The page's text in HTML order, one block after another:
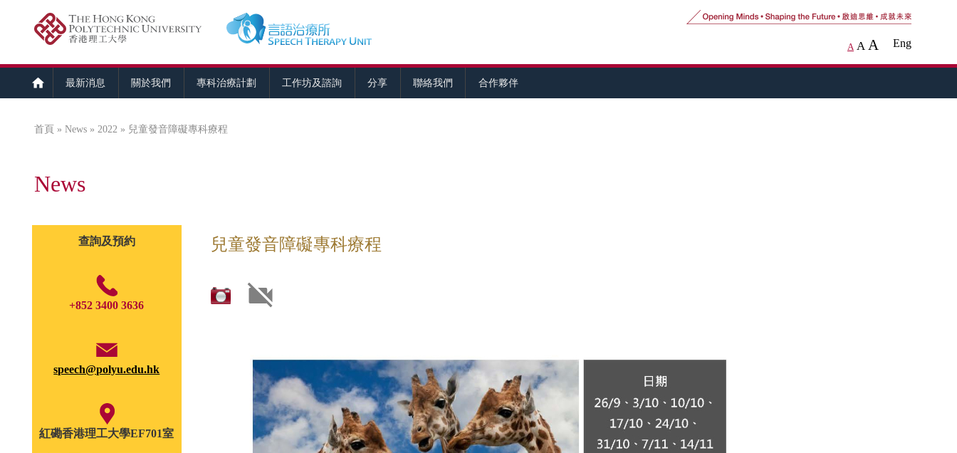
A A A Eng
最新消息 關於我們 專科治療計劃 工作坊及諮詢 分享 聯絡我們 合作夥伴
您在這裡
首頁 » News » 2022 » 兒童發音障礙專科療程
News
兒童發音障礙專科療程
查詢及預約
+852 3400 3636
speech@polyu.edu.hk
紅磡香港理工大學EF701室